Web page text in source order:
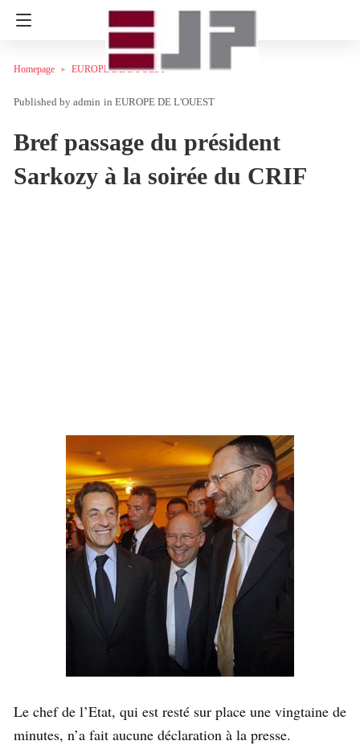
Homepage EUROPE DE L'OUEST
admin in EUROPE DE L'OUEST
Bref passage du président
Sarkozy à la soirée du CRIF
Le chef de l’Etat, qui est resté sur place une vingtaine de
minutes, n’a fait aucune déclaration à la presse.